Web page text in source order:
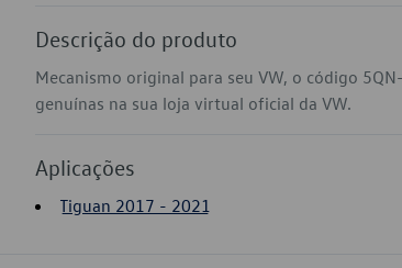
Descrição do produto
Mecanismo original para seu VW, o código
genuínas na sua loja virtual oficial da VW.
Aplicações
Tiguan 2017 - 2021